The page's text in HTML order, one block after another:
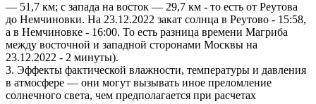
— 51,7 км; с запада на восток — 29,7 км - то есть от Реутова
до Немчиновки. На 23.12.2022 закат солнца в Реутово - 15:58,
а в Немчиновке - 16:00. То есть разница времени Магриба
между восточной и западной сторонами Москвы на
23.12.2022 - 2 минуты).
3. Эффекты фактической влажности, температуры и давления
в атмосфере — они могут вызывать иное преломление
солнечного света, чем предполагается при расчетах